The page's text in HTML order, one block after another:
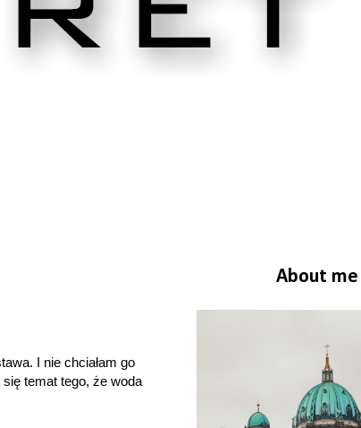
I nie chciałam go
temat tego, że woda
About me